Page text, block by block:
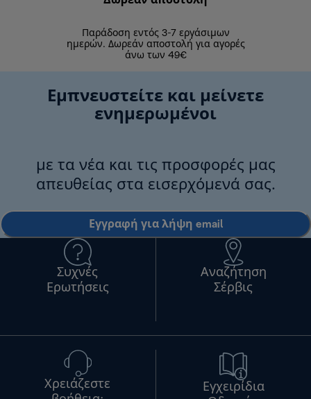
Παράδοση εντός 3-7 εργάσιμων
ημερών. Δωρεάν αποστολή για αγορές
άνω των 49€
Εμπνευστείτε και μείνετε
ενημερωμένοι
με τα νέα και τις προσφορές μας
απευθείας στα εισερχόμενά σας.
Εγγραφή για λήψη email
Συχνές
Ερωτήσεις
Αναζήτηση
Σέρβις
Χρειάζεστε
Εγχειρίδια